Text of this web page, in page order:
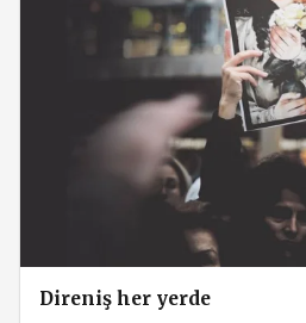
Direniş her yerde